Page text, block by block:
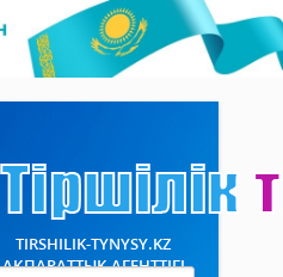
TIRSHILIK-TYNYSY.KZ
АҚПАРАТТЫҚ АГЕНТТІГІ